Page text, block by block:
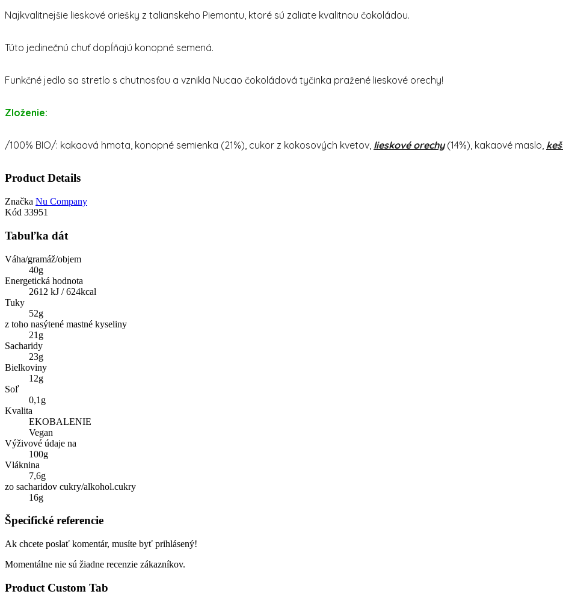
Najkvalitnejšie lieskové oriešky z talianskeho Piemontu, ktoré sú zaliate kvalitnou čokoládou.
Túto jedinečnú chuť dopĺňajú konopné semená.
Funkčné jedlo sa stretlo s chutnosťou a vznikla Nucao čokoládová tyčinka pražené lieskové orechy!
Zloženie:
/100% BIO/: kakaová hmota, konopné semienka (21%), cukor z kokosových kvetov, lieskové orechy(14%), kakaové maslo,
Product Details
Značka Nu Company
Kód 33951
Tabuľka dát
Váha/gramáž/objem
40g
Energetická hodnota
2612 kJ / 624kcal
Tuky
52g
z toho nasýtené mastné kyseliny
21g
Sacharidy
23g
Bielkoviny
12g
Soľ
0,1g
Kvalita
EKOBALENIE
Vegan
Výživové údaje na
100g
Vláknina
7,6g
zo sacharidov cukry/alkohol.cukry
16g
Špecifické referencie
Ak chcete poslať komentár, musíte byť prihlásený!
Momentálne nie sú žiadne recenzie zákazníkov.
Product Custom Tab